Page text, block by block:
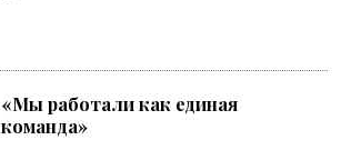
«Мы работали как единая
команда»